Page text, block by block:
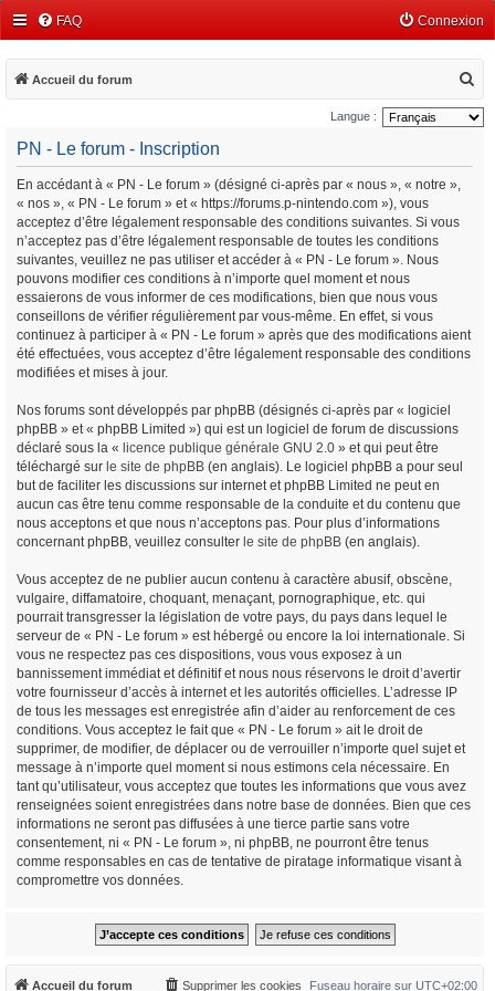
FAQ Connexion
Accueil du forum
e
c
Langue :
PN - Le forum - Inscription
En accédant à « PN - Le forum » (désigné ci-après par « nous », « notre »,
« nos », « PN - Le forum » et « https://forums.p-nintendo.com »), vous
acceptez d’être légalement responsable des conditions suivantes. Si vous
n’acceptez pas d’être légalement responsable de toutes les conditions
suivantes, veuillez ne pas utiliser et accéder à « PN - Le forum ». Nous
pouvons modifier ces conditions à n’importe quel moment et nous
essaierons de vous informer de ces modifications, bien que nous vous
conseillons de vérifier régulièrement par vous-même. En effet, si vous
continuez à participer à « PN - Le forum » après que des modifications aient
été effectuées, vous acceptez d’être légalement responsable des conditions
modifiées et mises à jour.
Nos forums sont développés par phpBB (désignés ci-après par « logiciel
phpBB » et « phpBB Limited ») qui est un logiciel de forum de discussions
déclaré sous la « licence publique générale GNU 2.0 » et qui peut être
téléchargé sur le site de phpBB (en anglais). Le logiciel phpBB a pour seul
but de faciliter les discussions sur internet et phpBB Limited ne peut en
aucun cas être tenu comme responsable de la conduite et du contenu que
nous acceptons et que nous n’acceptons pas. Pour plus d’informations
concernant phpBB, veuillez consulter le site de phpBB (en anglais).
Vous acceptez de ne publier aucun contenu à caractère abusif, obscène,
vulgaire, diffamatoire, choquant, menaçant, pornographique, etc. qui
pourrait transgresser la législation de votre pays, du pays dans lequel le
serveur de « PN - Le forum » est hébergé ou encore la loi internationale. Si
vous ne respectez pas ces dispositions, vous vous exposez à un
bannissement immédiat et définitif et nous nous réservons le droit d’avertir
votre fournisseur d’accès à internet et les autorités officielles. L’adresse IP
de tous les messages est enregistrée afin d’aider au renforcement de ces
conditions. Vous acceptez le fait que « PN - Le forum » ait le droit de
supprimer, de modifier, de déplacer ou de verrouiller n’importe quel sujet et
message à n’importe quel moment si nous estimons cela nécessaire. En
tant qu’utilisateur, vous acceptez que toutes les informations que vous avez
renseignées soient enregistrées dans notre base de données. Bien que ces
informations ne seront pas diffusées à une tierce partie sans votre
consentement, ni « PN - Le forum », ni phpBB, ne pourront être tenus
comme responsables en cas de tentative de piratage informatique visant à
compromettre vos données.
Accueil du forum Fuseau horaire sur UTC+02:00
Supprimer les cookies